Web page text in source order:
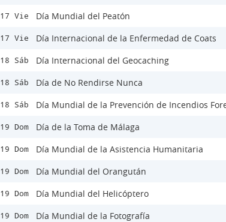
17 Vie Día Mundial del Peatón
17 Vie Día Internacional de la Enfermedad de Coats
18 Sáb Día Internacional del Geocaching
18 Sáb Día de No Rendirse Nunca
18 Sáb Día Mundial de la Prevención de Incendios
19 Dom Día de la Toma de Málaga
19 Dom Día Mundial de la Asistencia Humanitaria
19 Dom Día Mundial del Orangután
19 Dom Día Mundial del Helicóptero
19 Dom Día Mundial de la Fotografía